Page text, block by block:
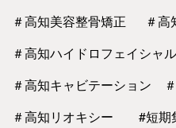
＃高知美容整骨矯正 ＃高
＃高知ハイドロフェイシャ
＃高知キャビテーション
＃高知リオキシー #短期